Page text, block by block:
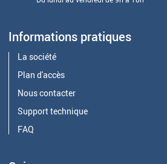
Informations pratiques
La société
Plan d'accès
Nous contacter
Support technique
FAQ